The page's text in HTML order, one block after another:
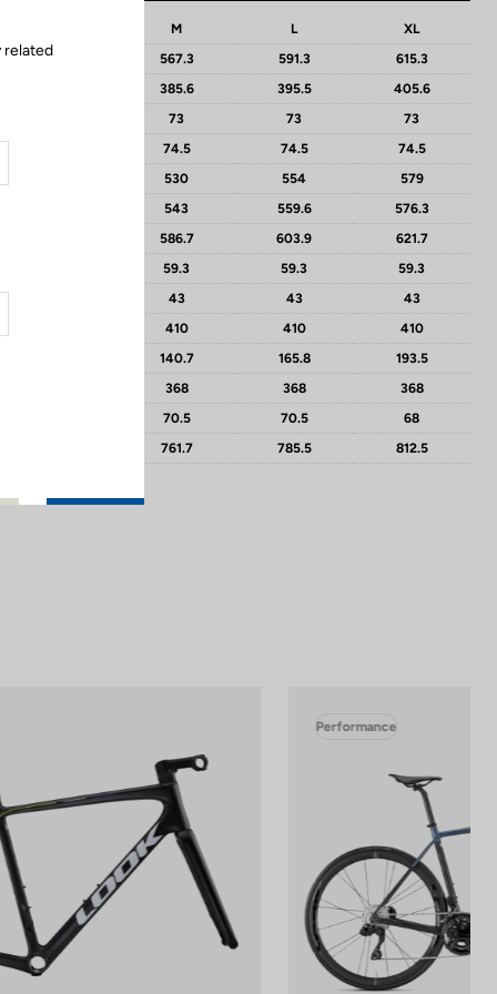
M L
XL
543.3 567.3 591.3
615.3
385.6 395.5
405.6
73 73
73
74.5 74.5
74.5
530 554
579
543 559.6
576.3
586.7 603.9
621.7
59.3 59.3
59.3
43 43
43
410 410
410
140.7 165.8
193.5
368 368
368
70.5 70.5
68
761.7 785.5 812.5
Performance
related